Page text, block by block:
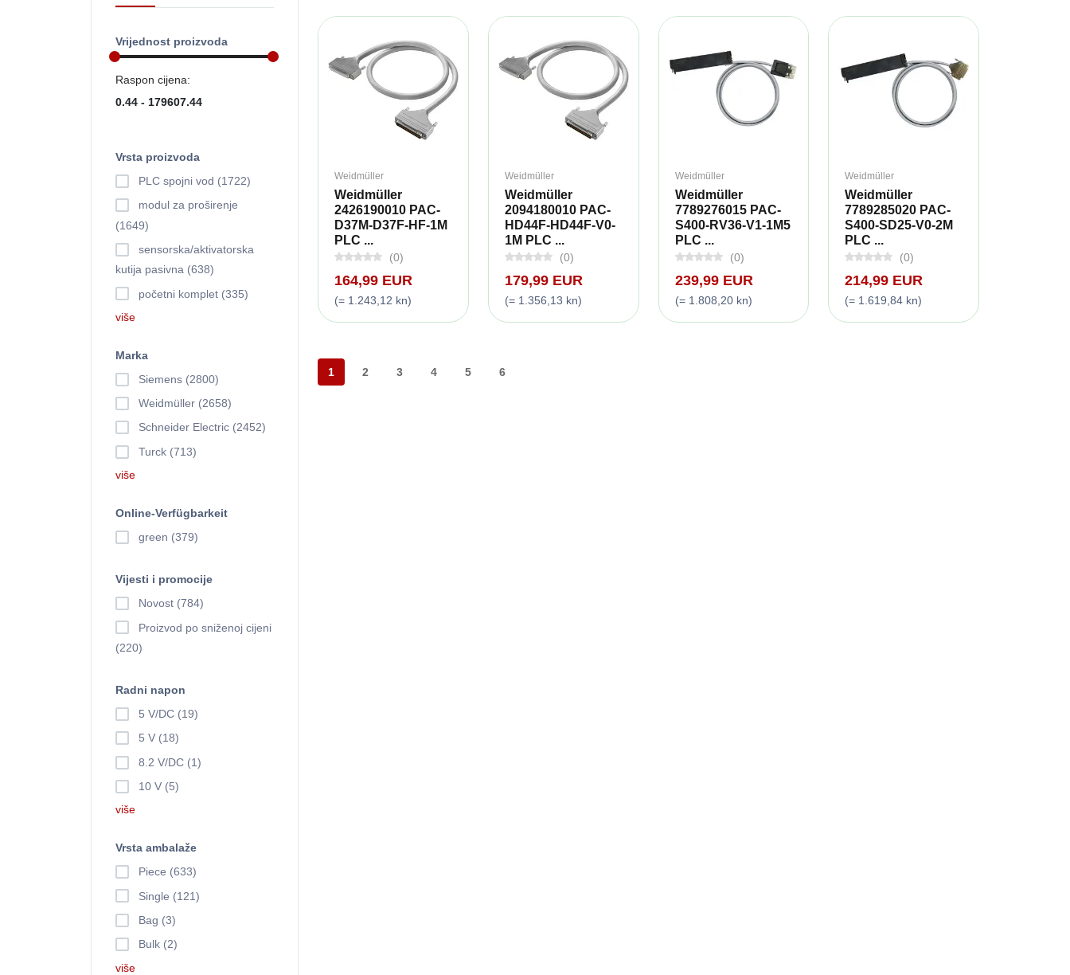
Weidmüller
Weidmüller
2426190010 PAC-
D37M-D37F-HF-1M
PLC ...
(0)
164,99 EUR
(= 1.243,12 kn)
Weidmüller
Weidmüller
2094180010 PAC-
HD44F-HD44F-V0-
1M PLC ...
(0)
179,99 EUR
(= 1.356,13 kn)
Weidmüller
Weidmüller
7789276015 PAC-
S400-RV36-V1-1M5
PLC ...
(0)
239,99 EUR
(= 1.808,20 kn)
Weidmüller
Weidmüller
7789285020 PAC-
S400-SD25-V0-2M
PLC ...
(0)
214,99 EUR
(= 1.619,84 kn)
1 2 3 4 5 6
Vrijednost proizvoda
Raspon cijena:
Vrsta proizvoda
PLC spojni vod (1722)
modul za proširenje
(1649)
sensorska/aktivatorska
kutija pasivna (638)
početni komplet (335)
više
Marka
Siemens (2800)
Weidmüller (2658)
Schneider Electric (2452)
Turck (713)
više
Online-Verfügbarkeit
green (379)
Vijesti i promocije
Novost (784)
Proizvod po sniženoj cijeni
(220)
Radni napon
5 V/DC (19)
5 V (18)
8.2 V/DC (1)
10 V (5)
više
Vrsta ambalaže
Piece (633)
Single (121)
Bag (3)
Bulk (2)
više